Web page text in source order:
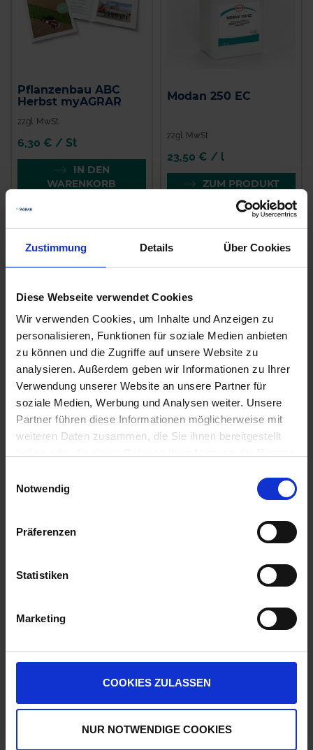
Zustimmung Details Über Cookies
Diese Webseite verwendet Cookies
Wir verwenden Cookies, um Inhalte und Anzeigen zu
personalisieren, Funktionen für soziale Medien anbieten
zu können und die Zugriffe auf unsere Website zu
analysieren. Außerdem geben wir Informationen zu Ihrer
Verwendung unserer Website an unsere Partner für
soziale Medien, Werbung und Analysen weiter. Unsere
Partner führen diese Informationen möglicherweise mit
weiteren Daten zusammen, die Sie ihnen bereitgestellt
Notwendig
Präferenzen
Statistiken
Marketing
COOKIES ZULASSEN
NUR NOTWENDIGE COOKIES
Pflanzenbau ABC
Herbst myAGRAR
zzgl. MwSt.
6,30 € / St
IN DEN
WARENKORB
Modan 250 EC
zzgl. MwSt.
23,50 € / l
ZUM PRODUKT
Input Classic
zzgl. MwSt.
31,48 € / l
ZUM PRODUKT
Moddus
zzgl. MwSt.
35,56 € / l
ZUM PRODUKT
CCC 720